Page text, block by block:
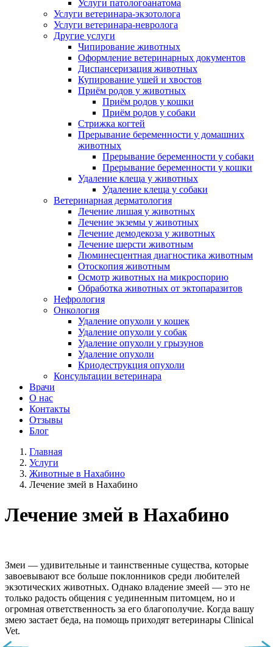
Услуги патологоанатома
Услуги ветеринара-экзотолога
Услуги ветеринара-невролога
Другие услуги
Чипирование животных
Оформление ветеринарных документов
Диспансеризация животных
Купирование ушей и хвостов
Приём родов у животных
Приём родов у кошки
Приём родов у собаки
Стрижка когтей
Прерывание беременности у домашних
животных
Прерывание беременности у собаки
Прерывание беременности у кошки
Удаление клеща у животных
Удаление клеща у собаки
Ветеринарная дерматология
Лечение лишая у животных
Лечение экземы у животных
Лечение демодекоза у животных
Лечение шерсти животным
Люминесцентная диагностика животным
Отоскопия животным
Осмотр животных на микроспорию
Обработка животных от эктопаразитов
Нефрология
Онкология
Удаление опухоли у кошек
Удаление опухоли у собак
Удаление опухоли у грызунов
Удаление опухоли
Криодеструкция опухоли
Консультации ветеринара
Врачи
О нас
Контакты
Отзывы
Блог
Главная
Услуги
Животные в Нахабино
Лечение змей в Нахабино
Лечение змей в Нахабино
Змеи — удивительные и таинственные существа, которые
завоевывают все больше поклонников среди любителей
экзотических животных. Однако владение змеей — это не
только радость общения с уединенным питомцем, но и
огромная ответственность за его благополучие. Когда вашу
змею застает беда, на помощь приходят ветеринары Clinical
Vet.